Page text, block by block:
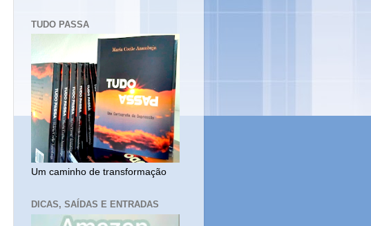
TUDO PASSA
Um caminho de transformação
DICAS, SAÍDAS E ENTRADAS